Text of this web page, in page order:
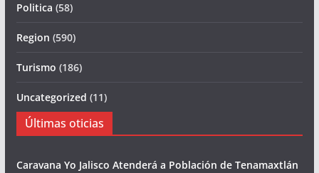
Politica (58)
Region (590)
Turismo (186)
Uncategorized (11)
Últimas oticias
Caravana Yo Jalisco Atenderá a Población de Tenamaxtlán